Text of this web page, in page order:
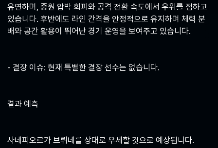
유연하며, 중원 압박 회피와 공격 전환 속도에서 우위를 점하고
있습니다. 후반에도 라인 간격을 안정적으로 유지하며 체력 분
배와 공간 활용이 뛰어난 경기 운영을 보여주고 있습니다.
- 결장 이슈: 현재 특별한 결장 선수는 없습니다.
결과 예측
사네피오르가 브뤼네를 상대로 우세할 것으로 예상됩니다.